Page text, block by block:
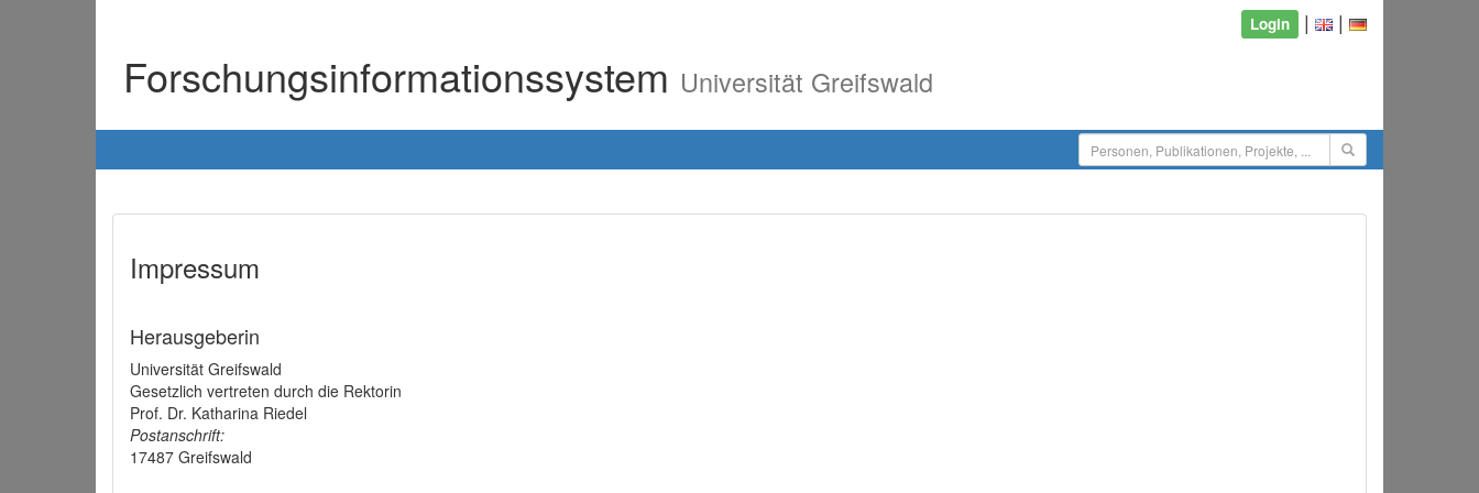
Login | |
Forschungsinformationssystem Universität Greifswald
Impressum
Herausgeberin
Universität Greifswald
Gesetzlich vertreten durch die Rektorin
Prof. Dr. Katharina Riedel
Postanschrift:
17487 Greifswald